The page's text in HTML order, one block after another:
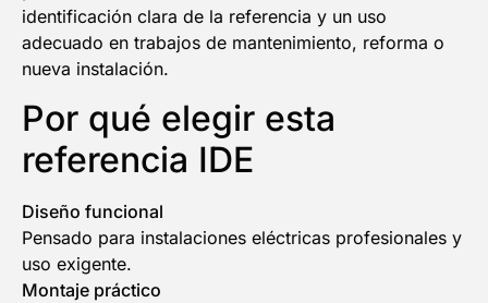
identificación clara de la referencia y un uso
adecuado en trabajos de mantenimiento, reforma o
nueva instalación.
Por qué elegir esta
referencia IDE
Diseño funcional
Pensado para instalaciones eléctricas profesionales y
uso exigente.
Montaje práctico